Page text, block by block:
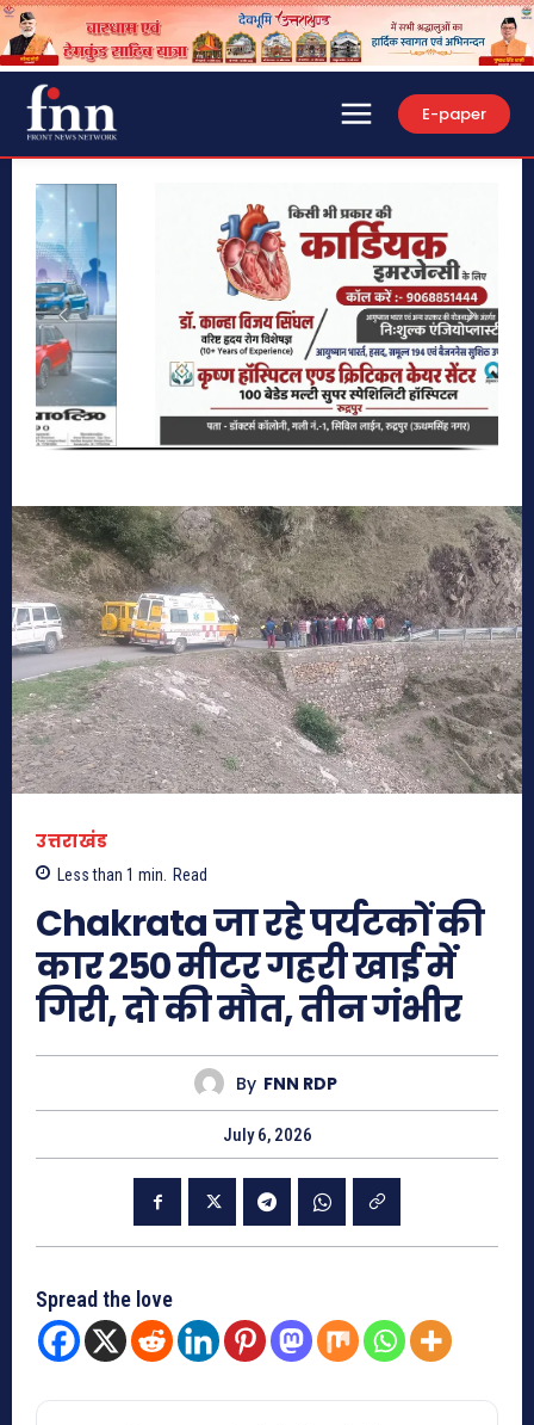
E-paper
उत्तराखंड
Less than 1 min. Read
Chakrata जा रहे पर्यटकों की
कार 250 मीटर गहरी खाई में
गिरी, दो की मौत, तीन गंभीर
By FNN RDP
July 6, 2026
Spread the love